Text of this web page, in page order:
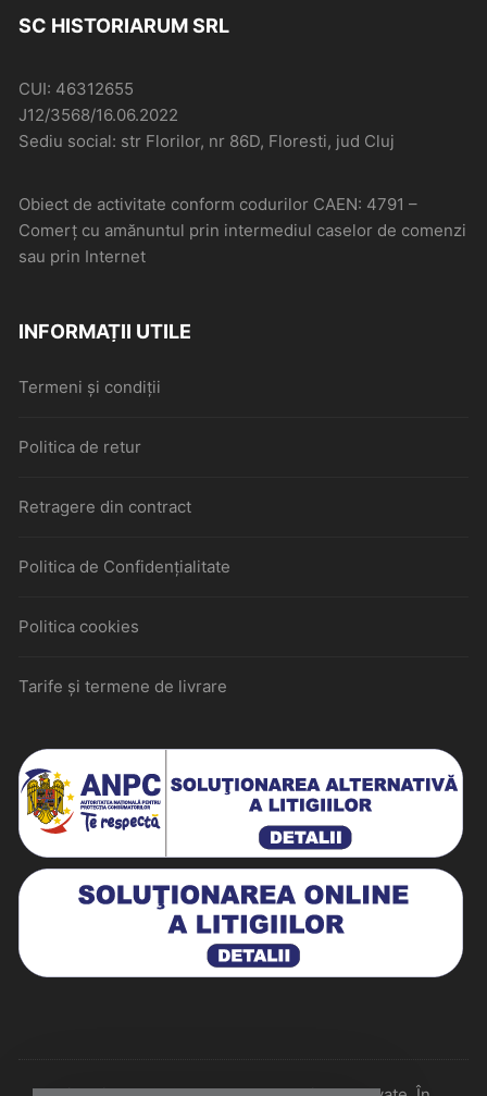
SC HISTORIARUM SRL
CUI: 46312655
J12/3568/16.06.2022
Sediu social: str Florilor, nr 86D, Floresti, jud Cluj
Obiect de activitate conform codurilor CAEN: 4791 –
Comerţ cu amănuntul prin intermediul caselor de comenzi
sau prin Internet
INFORMAȚII UTILE
Termeni și condiții
Politica de retur
Retragere din contract
Politica de Confidențialitate
Politica cookies
Tarife și termene de livrare